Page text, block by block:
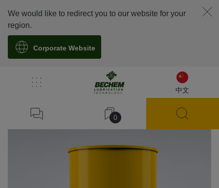
中文
0
We would like to redirect you to our website for your
region.
Corporate Website
溯源